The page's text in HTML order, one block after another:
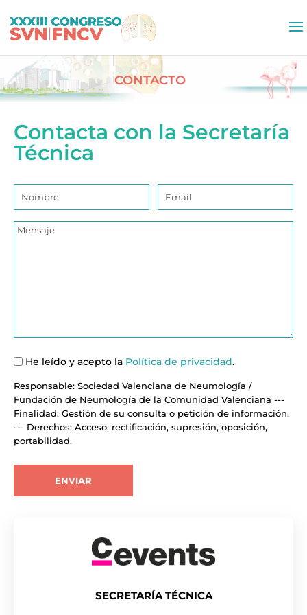
CONTACTO
Contacta con la Secretaría
Técnica
He leído y acepto la Política de privacidad.
Responsable: Sociedad Valenciana de Neumología /
Fundación de Neumología de la Comunidad Valenciana ---
Finalidad: Gestión de su consulta o petición de información.
--- Derechos: Acceso, rectificación, supresión, oposición,
portabilidad.
SECRETARÍA TÉCNICA